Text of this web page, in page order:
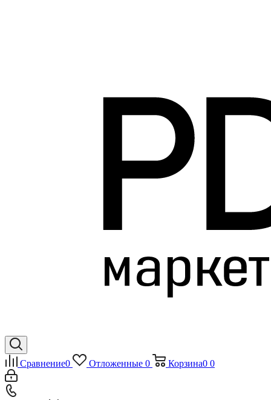
Сравнение0 Отложенные 0 Корзина0 0